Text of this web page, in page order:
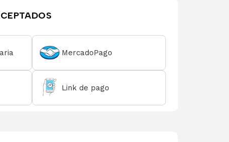
MercadoPago
Link de pago